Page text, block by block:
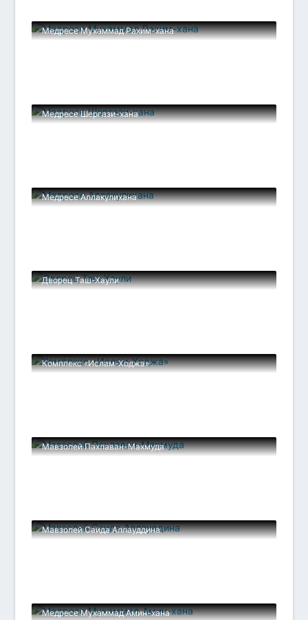
Медресе Мухаммад Рахим-хана
Медресе Шергази-хана
Медресе Аллакулихана
Дворец Таш-Хаули
Комплекс «Ислам-Ходжа»
Мавзолей Пахлаван-Махмуда
Мавзолей Саида Аллауддина
Медресе Мухаммад Амин-хана